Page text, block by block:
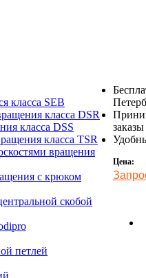
класса SEB
класса DSR
класса DSS
класса TSR
вращения
с крюком
скобой
петлей
заказы
Цена: